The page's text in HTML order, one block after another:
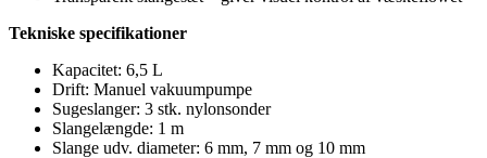
Tekniske specifikationer
Kapacitet: 6,5 L
Drift: Manuel vakuumpumpe
Sugeslanger: 3 stk. nylonsonder
Slangelængde: 1 m
Slange udv. diameter: 6 mm, 7 mm og 10 mm